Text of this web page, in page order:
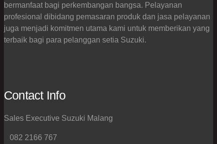
bermanfaat bagi perkembangan bangsa. Pelayanan
profesional dibidang pemasaran produk dan jasa pelayanan
juga menjadi komitmen utama kami untuk memberikan yang
terbaik bagi para pelanggan setia Suzuki.
Contact Info
Sales Executive Suzuki Malang
082 2166 767